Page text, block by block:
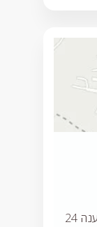
מחפש מנעולן בגני מודיעין? אנחנו נותנים מענה 24